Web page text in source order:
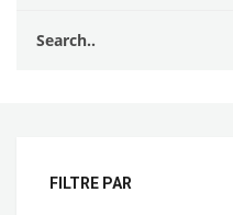
FILTRE PAR